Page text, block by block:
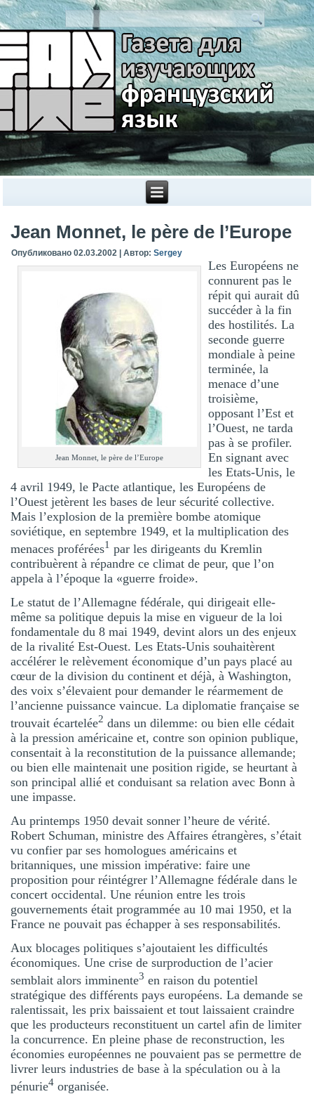
Jean Monnet, le père de l’Europe
Опубликовано 02.03.2002 |Автор: Sergey
Jean Monnet, le père de l’Europe
Les Européens ne
connurent pas le
répit qui aurait dû
succéder à la fin
des hostilités. La
seconde guerre
mondiale à peine
terminée, la
menace d’une
troisième,
opposant l’Est et
l’Ouest, ne tarda
pas à se profiler.
En signant avec
les Etats-Unis, le
4 avril 1949, le Pacte atlantique, les Européens de
l’Ouest jetèrent les bases de leur sécurité collective.
Mais l’explosion de la première bombe atomique
soviétique, en septembre 1949, et la multiplication des
menaces proférées1 par les dirigeants du Kremlin
contribuèrent à répandre ce climat de peur, que l’on
appela à l’époque la «guerre froide».
Le statut de l’Allemagne fédérale, qui dirigeait elle-
même sa politique depuis la mise en vigueur de la loi
fondamentale du 8 mai 1949, devint alors un des enjeux
de la rivalité Est-Ouest. Les Etats-Unis souhaitèrent
accélérer le relèvement économique d’un pays placé au
cœur de la division du continent et déjà, à Washington,
des voix s’élevaient pour demander le réarmement de
l’ancienne puissance vaincue. La diplomatie française se
trouvait écartelée2 dans un dilemme: ou bien elle cédait
à la pression américaine et, contre son opinion publique,
consentait à la reconstitution de la puissance allemande;
ou bien elle maintenait une position rigide, se heurtant à
son principal allié et conduisant sa relation avec Bonn à
une impasse.
Au printemps 1950 devait sonner l’heure de vérité.
Robert Schuman, ministre des Affaires étrangères, s’était
vu confier par ses homologues américains et
britanniques, une mission impérative: faire une
proposition pour réintégrer l’Allemagne fédérale dans le
concert occidental. Une réunion entre les trois
gouvernements était programmée au 10 mai 1950, et la
France ne pouvait pas échapper à ses responsabilités.
Aux blocages politiques s’ajoutaient les difficultés
économiques. Une crise de surproduction de l’acier
semblait alors imminente3 en raison du potentiel
stratégique des différents pays européens. La demande se
ralentissait, les prix baissaient et tout laissaient craindre
que les producteurs reconstituent un cartel afin de limiter
la concurrence. En pleine phase de reconstruction, les
économies européennes ne pouvaient pas se permettre de
livrer leurs industries de base à la spéculation ou à la
pénurie4 organisée.